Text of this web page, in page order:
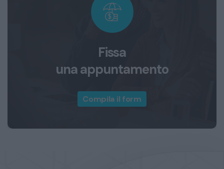
Fissa
una appuntamento
Compila il form